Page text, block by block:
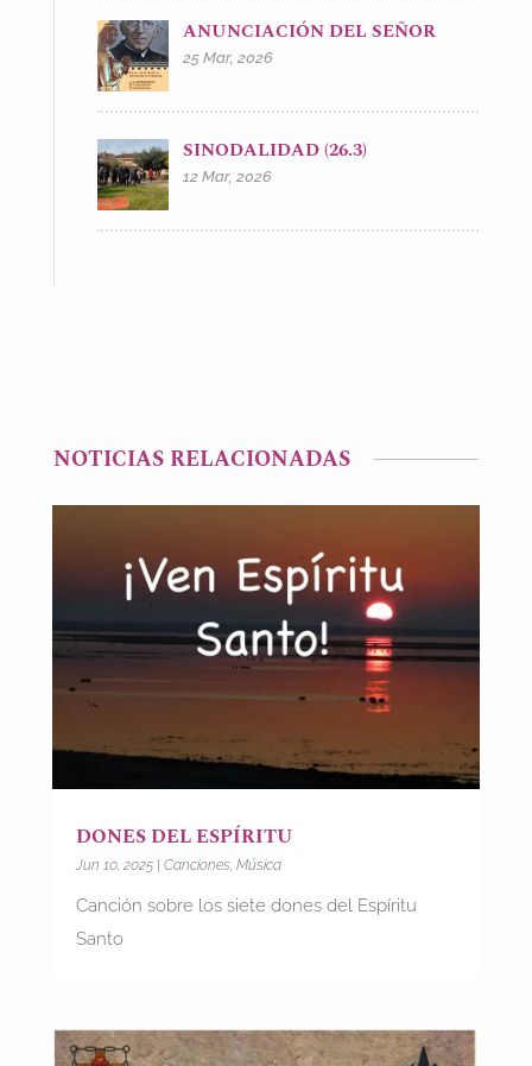
ANUNCIACIÓN DEL SEÑOR
25 Mar, 2026
SINODALIDAD (26.3)
12 Mar, 2026
NOTICIAS RELACIONADAS
DONES DEL ESPÍRITU
Jun 10, 2025| Canciones, Música
Canción sobre los siete dones del Espíritu
Santo